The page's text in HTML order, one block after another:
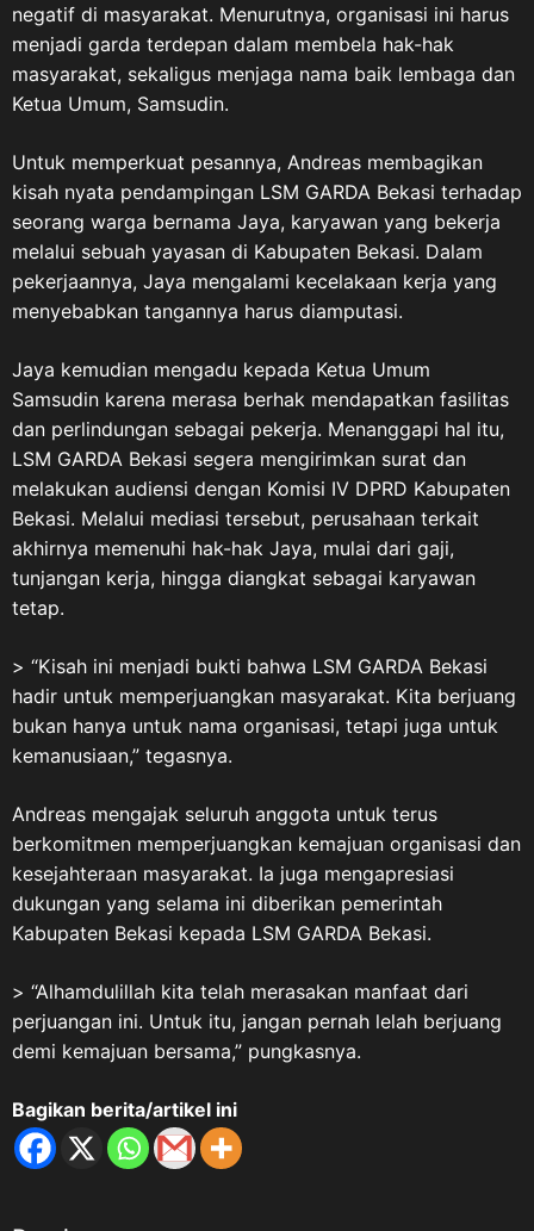
negatif di masyarakat. Menurutnya, organisasi ini harus
menjadi garda terdepan dalam membela hak-hak
masyarakat, sekaligus menjaga nama baik lembaga dan
Ketua Umum, Samsudin.
Untuk memperkuat pesannya, Andreas membagikan
kisah nyata pendampingan LSM GARDA Bekasi terhadap
seorang warga bernama Jaya, karyawan yang bekerja
melalui sebuah yayasan di Kabupaten Bekasi. Dalam
pekerjaannya, Jaya mengalami kecelakaan kerja yang
menyebabkan tangannya harus diamputasi.
Jaya kemudian mengadu kepada Ketua Umum
Samsudin karena merasa berhak mendapatkan fasilitas
dan perlindungan sebagai pekerja. Menanggapi hal itu,
LSM GARDA Bekasi segera mengirimkan surat dan
melakukan audiensi dengan Komisi IV DPRD Kabupaten
Bekasi. Melalui mediasi tersebut, perusahaan terkait
akhirnya memenuhi hak-hak Jaya, mulai dari gaji,
tunjangan kerja, hingga diangkat sebagai karyawan
tetap.
> “Kisah ini menjadi bukti bahwa LSM GARDA Bekasi
hadir untuk memperjuangkan masyarakat. Kita berjuang
bukan hanya untuk nama organisasi, tetapi juga untuk
kemanusiaan,” tegasnya.
Andreas mengajak seluruh anggota untuk terus
berkomitmen memperjuangkan kemajuan organisasi dan
kesejahteraan masyarakat. Ia juga mengapresiasi
dukungan yang selama ini diberikan pemerintah
Kabupaten Bekasi kepada LSM GARDA Bekasi.
> “Alhamdulillah kita telah merasakan manfaat dari
perjuangan ini. Untuk itu, jangan pernah lelah berjuang
demi kemajuan bersama,” pungkasnya.
Bagikan berita/artikel ini